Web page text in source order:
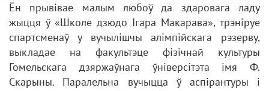
Ён прывівае малым любоў да здаровага ладу
жыцця ў «Школе дзюдо Ігара Макарава», трэніруе
спартсменаў у вучылішчы алімпійскага рэзерву,
выкладае на факультэце фізічнай культуры
Гомельскага дзяржаўнага ўніверсітэта імя Ф.
Скарыны. Паралельна вучыцца ў аспірантуры і